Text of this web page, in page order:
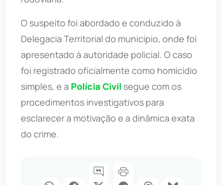
O suspeito foi abordado e conduzido à
Delegacia Territorial do município, onde foi
apresentado à autoridade policial. O caso
foi registrado oficialmente como homicídio
simples, e a Polícia Civil segue com os
procedimentos investigativos para
esclarecer a motivação e a dinâmica exata
do crime.